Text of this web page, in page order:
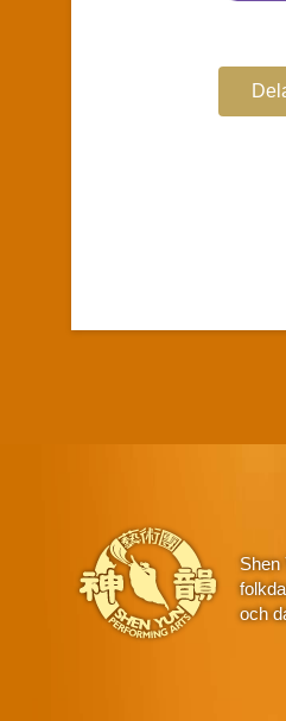
Shen
och